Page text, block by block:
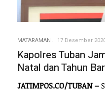
MATARAMAN 17 Desember
Kapolres Tuban
Natal dan Tahun
JATIMPOS.CO/TUBAN –